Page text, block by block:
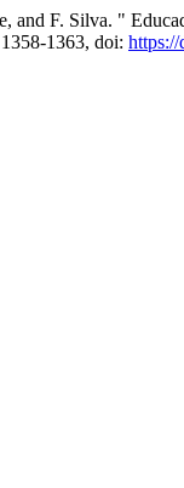
F. Silva. "
1363, doi: